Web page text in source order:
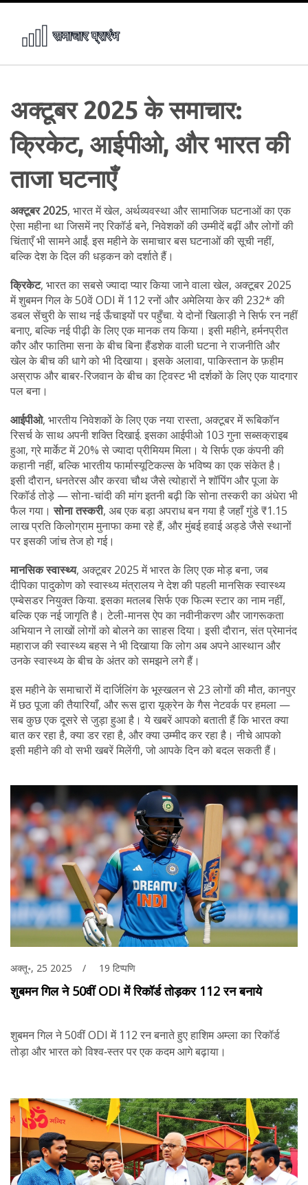
अक्टूबर 2025 के समाचार:
क्रिकेट, आईपीओ, और भारत की
ताजा घटनाएँ
अक्टूबर 2025, भारत में खेल, अर्थव्यवस्था और सामाजिक घटनाओं का एक
ऐसा महीना था जिसमें नए रिकॉर्ड बने, निवेशकों की उम्मीदें बढ़ीं और लोगों की
चिंताएँ भी सामने आईं. इस महीने के समाचार बस घटनाओं की सूची नहीं,
बल्कि देश के दिल की धड़कन को दर्शाते हैं।
क्रिकेट, भारत का सबसे ज्यादा प्यार किया जाने वाला खेल, अक्टूबर 2025
में शुबमन गिल के 50वें ODI में 112 रनों और अमेलिया केर की 232* की
डबल सेंचुरी के साथ नई ऊँचाइयों पर पहुँचा. ये दोनों खिलाड़ी ने सिर्फ रन नहीं
बनाए, बल्कि नई पीढ़ी के लिए एक मानक तय किया। इसी महीने, हर्मनप्रीत
कौर और फातिमा सना के बीच बिना हैंडशेक वाली घटना ने राजनीति और
खेल के बीच की धागे को भी दिखाया। इसके अलावा, पाकिस्तान के फ़हीम
अस्राफ और बाबर-रिजवान के बीच का ट्विस्ट भी दर्शकों के लिए एक यादगार
पल बना।
आईपीओ, भारतीय निवेशकों के लिए एक नया रास्ता, अक्टूबर में रूबिकॉन
रिसर्च के साथ अपनी शक्ति दिखाई. इसका आईपीओ 103 गुना सब्सक्राइब
हुआ, ग्रे मार्केट में 20% से ज्यादा प्रीमियम मिला। ये सिर्फ एक कंपनी की
कहानी नहीं, बल्कि भारतीय फार्मास्यूटिकल्स के भविष्य का एक संकेत है।
इसी दौरान, धनतेरस और करवा चौथ जैसे त्योहारों ने शॉपिंग और पूजा के
रिकॉर्ड तोड़े — सोना-चांदी की मांग इतनी बढ़ी कि सोना तस्करी का अंधेरा भी
फैल गया।सोना तस्करी, अब एक बड़ा अपराध बन गया है जहाँ गुंडे ₹1.15
लाख प्रति किलोग्राम मुनाफा कमा रहे हैं, और मुंबई हवाई अड्डे जैसे स्थानों
पर इसकी जांच तेज हो गई।
मानसिक स्वास्थ्य, अक्टूबर 2025 में भारत के लिए एक मोड़ बना, जब
दीपिका पादुकोण को स्वास्थ्य मंत्रालय ने देश की पहली मानसिक स्वास्थ्य
एम्बेसडर नियुक्त किया. इसका मतलब सिर्फ एक फिल्म स्टार का नाम नहीं,
बल्कि एक नई जागृति है। टेली-मानस ऐप का नवीनीकरण और जागरूकता
अभियान ने लाखों लोगों को बोलने का साहस दिया। इसी दौरान, संत प्रेमानंद
महाराज की स्वास्थ्य बहस ने भी दिखाया कि लोग अब अपने आस्थान और
उनके स्वास्थ्य के बीच के अंतर को समझने लगे हैं।
इस महीने के समाचारों में दार्जिलिंग के भूस्खलन से 23 लोगों की मौत, कानपुर
में छठ पूजा की तैयारियाँ, और रूस द्वारा यूक्रेन के गैस नेटवर्क पर हमला —
सब कुछ एक दूसरे से जुड़ा हुआ है। ये खबरें आपको बताती हैं कि भारत क्या
बात कर रहा है, क्या डर रहा है, और क्या उम्मीद कर रहा है। नीचे आपको
इसी महीने की वो सभी खबरें मिलेंगी, जो आपके दिन को बदल सकती हैं।
अक्तू॰, 25 2025 19 टिप्पणि
शुबमन गिल ने 50वीं ODI में रिकॉर्ड तोड़कर 112 रन बनाये
शुबमन गिल ने 50वीं ODI में 112 रन बनाते हुए हाशिम अम्ला का रिकॉर्ड
तोड़ा और भारत को विश्व‑स्तर पर एक कदम आगे बढ़ाया।